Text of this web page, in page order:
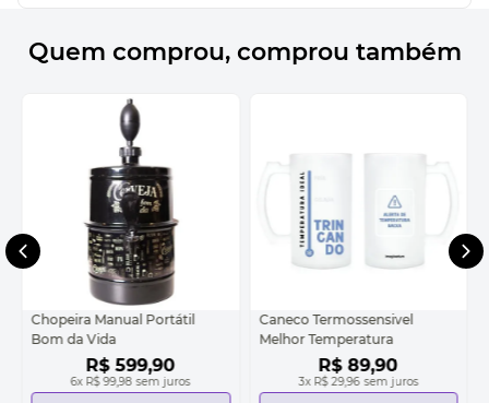
Quem comprou, comprou também
Chopeira Manual Portátil
Bom da Vida
R$ 599,90
6x R$ 99,98 sem juros
Caneco Termossensivel
Melhor Temperatura
R$ 89,90
3x R$ 29,96 sem juros